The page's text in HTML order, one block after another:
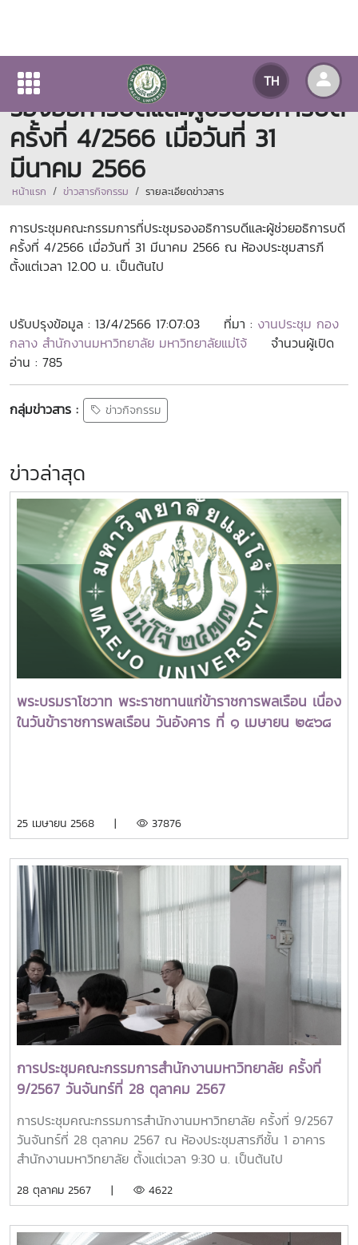
TH
การประชุมคณะกรรมการที่ประชุม
รองอธิการบดีและผู้ช่วยอธิการบดี
ครั้งที่ 4/2566 เมื่อวันที่ 31
มีนาคม 2566
หน้าแรก ข่าวสารกิจกรรม รายละเอียดข่าวสาร
การประชุมคณะกรรมการที่ประชุมรองอธิการบดีและผู้ช่วยอธิการบดี
ครั้งที่ 4/2566 เมื่อวันที่ 31 มีนาคม 2566 ณ ห้องประชุมสารภี
ตั้งแต่เวลา 12.00 น. เป็นต้นไป
ปรับปรุงข้อมูล : 13/4/2566 17:07:03 ที่มา : งานประชุม กอง
กลาง สำนักงานมหาวิทยาลัย มหาวิทยาลัยแม่โจ้
จำนวนผู้เปิด
อ่าน : 785
กลุ่มข่าวสาร : ข่าวกิจกรรม
ข่าวล่าสุด
พระบรมราโชวาท พระราชทานแก่ข้าราชการพลเรือน เนื่อง
ในวันข้าราชการพลเรือน วันอังคาร ที่ ๑ เมษายน ๒๕๖๘
25 เมษายน 2568 | 37876
การประชุมคณะกรรมการสำนักงานมหาวิทยาลัย ครั้งที่
9/2567 วันจันทร์ที่ 28 ตุลาคม 2567
การประชุมคณะกรรมการสำนักงานมหาวิทยาลัย ครั้งที่ 9/2567
วันจันทร์ที่ 28 ตุลาคม 2567 ณ ห้องประชุมสารภีชั้น 1 อาคาร
สำนักงานมหาวิทยาลัย ตั้งแต่เวลา 9:30 น. เป็นต้นไป
28 ตุลาคม 2567 | 4622